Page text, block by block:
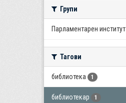
Групи
Парламентарен институт
Тагови
библиотека 1
библиотекар 1